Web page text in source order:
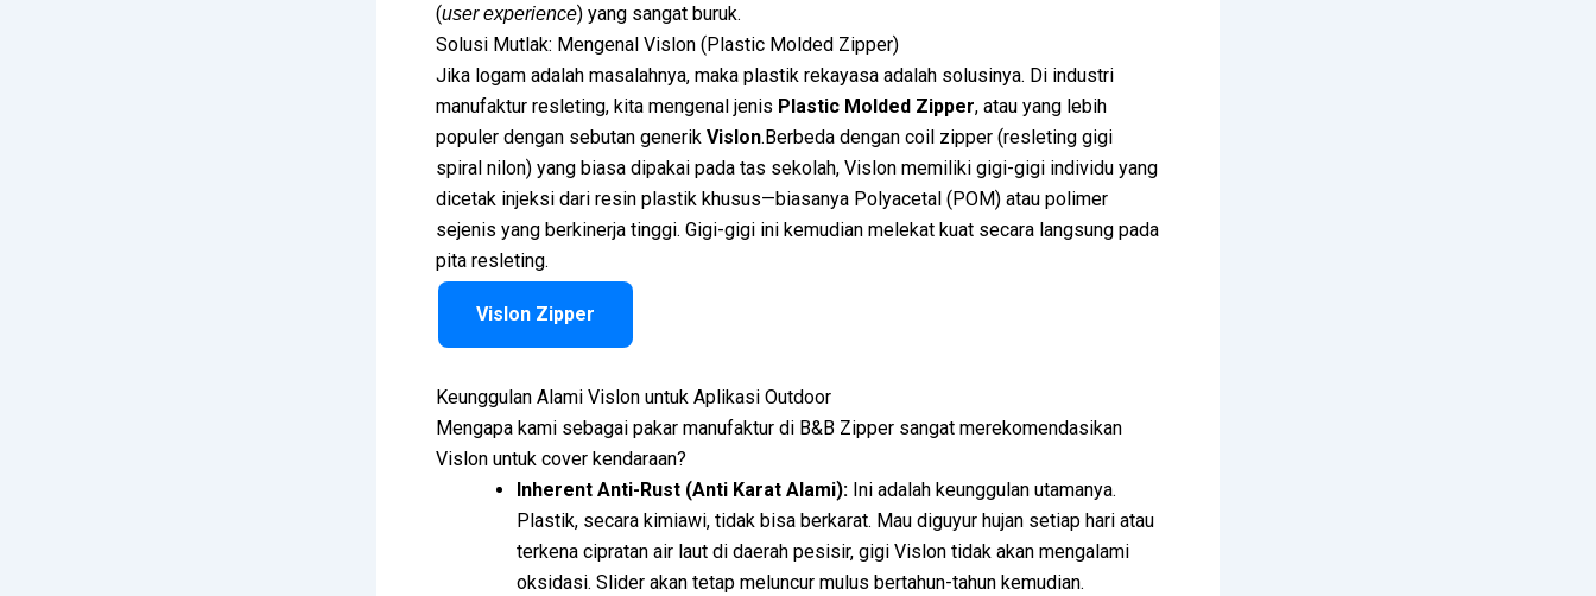
(user experience) yang sangat buruk.
Solusi Mutlak: Mengenal Vislon (Plastic Molded Zipper)
Jika logam adalah masalahnya, maka plastik rekayasa adalah solusinya. Di industri
manufaktur resleting, kita mengenal jenis Plastic Molded Zipper, atau yang lebih
populer dengan sebutan generik Vislon.Berbeda dengan coil zipper (resleting gigi
spiral nilon) yang biasa dipakai pada tas sekolah, Vislon memiliki gigi-gigi individu yang
dicetak injeksi dari resin plastik khusus—biasanya Polyacetal (POM) atau polimer
sejenis yang berkinerja tinggi. Gigi-gigi ini kemudian melekat kuat secara langsung pada
pita resleting.
Vislon Zipper
Keunggulan Alami Vislon untuk Aplikasi Outdoor
Mengapa kami sebagai pakar manufaktur di B&B Zipper sangat merekomendasikan
Vislon untuk cover kendaraan?
Inherent Anti-Rust (Anti Karat Alami): Ini adalah keunggulan utamanya.
Plastik, secara kimiawi, tidak bisa berkarat. Mau diguyur hujan setiap hari atau
terkena cipratan air laut di daerah pesisir, gigi Vislon tidak akan mengalami
oksidasi. Slider akan tetap meluncur mulus bertahun-tahun kemudian.